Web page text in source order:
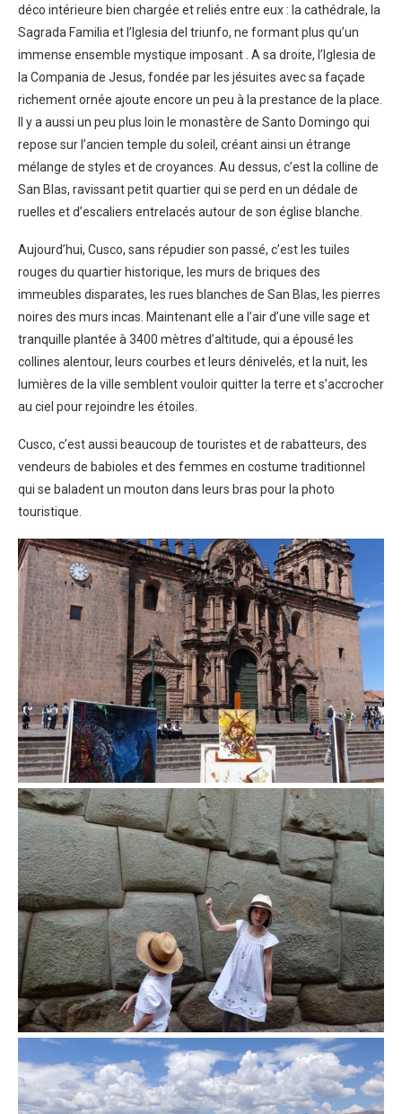
déco intérieure bien chargée et reliés entre eux : la cathédrale, la
Sagrada Familia et l’Iglesia del triunfo, ne formant plus qu’un
immense ensemble mystique imposant . A sa droite, l’Iglesia de
la Compania de Jesus, fondée par les jésuites avec sa façade
richement ornée ajoute encore un peu à la prestance de la place.
Il y a aussi un peu plus loin le monastère de Santo Domingo qui
repose sur l’ancien temple du soleil, créant ainsi un étrange
mélange de styles et de croyances. Au dessus, c’est la colline de
San Blas, ravissant petit quartier qui se perd en un dédale de
ruelles et d’escaliers entrelacés autour de son église blanche.
Aujourd’hui, Cusco, sans répudier son passé, c’est les tuiles
rouges du quartier historique, les murs de briques des
immeubles disparates, les rues blanches de San Blas, les pierres
noires des murs incas. Maintenant elle a l’air d’une ville sage et
tranquille plantée à 3400 mètres d’altitude, qui a épousé les
collines alentour, leurs courbes et leurs dénivelés, et la nuit, les
lumières de la ville semblent vouloir quitter la terre et s’accrocher
au ciel pour rejoindre les étoiles.
Cusco, c’est aussi beaucoup de touristes et de rabatteurs, des
vendeurs de babioles et des femmes en costume traditionnel
qui se baladent un mouton dans leurs bras pour la photo
touristique.